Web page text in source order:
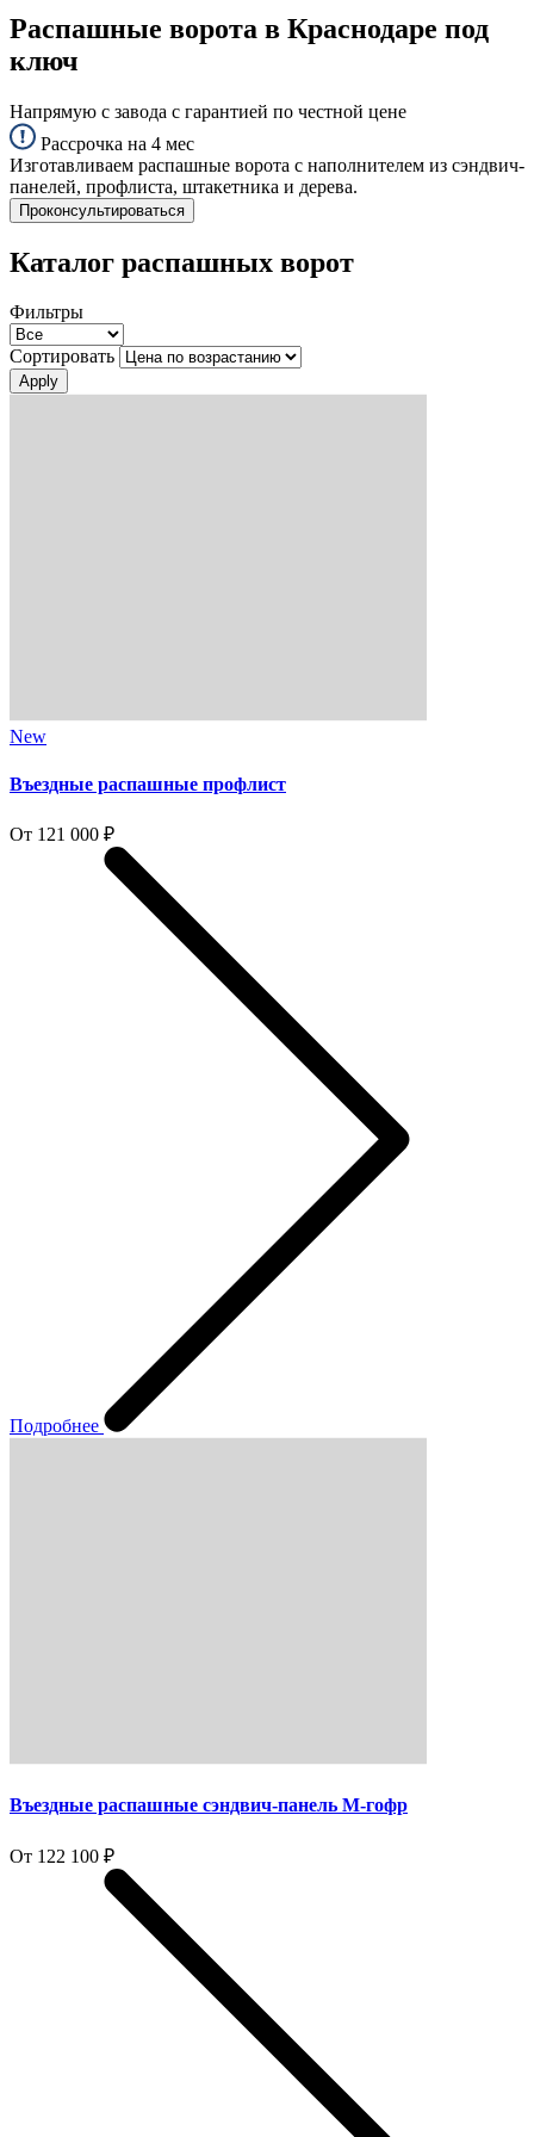
Распашные ворота в Краснодаре под
ключ
Напрямую с завода с гарантией по честной цене
Рассрочка на 4 мес
Изготавливаем распашные ворота с наполнителем из сэндвич-
панелей, профлиста, штакетника и дерева.
Проконсультироваться
Каталог распашных ворот
Фильтры
Сортировать
New
Въездные распашные профлист
От 121 000 ₽
Подробнее
Въездные распашные сэндвич-панель M-гофр
От 122 100 ₽